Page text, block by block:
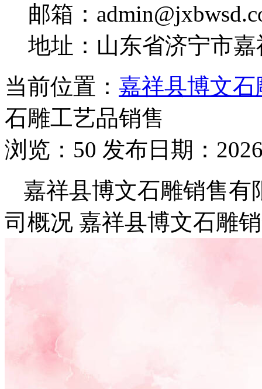
邮箱：
地址：山东省济宁市
当前位置： 嘉祥县博文
石雕工艺品销售
浏览：50 发布日期：
嘉祥县博文石雕销售有
司概况 嘉祥县博文石雕